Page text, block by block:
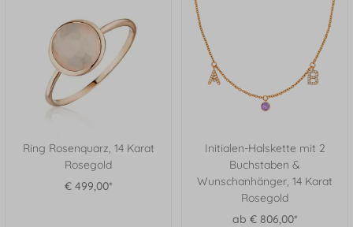
Ring Rosenquarz, 14 Karat
Rosegold
€ 499,00*
Initialen-Halskette mit 2
Buchstaben &
Wunschanhänger, 14 Karat
Rosegold
ab € 806,00*